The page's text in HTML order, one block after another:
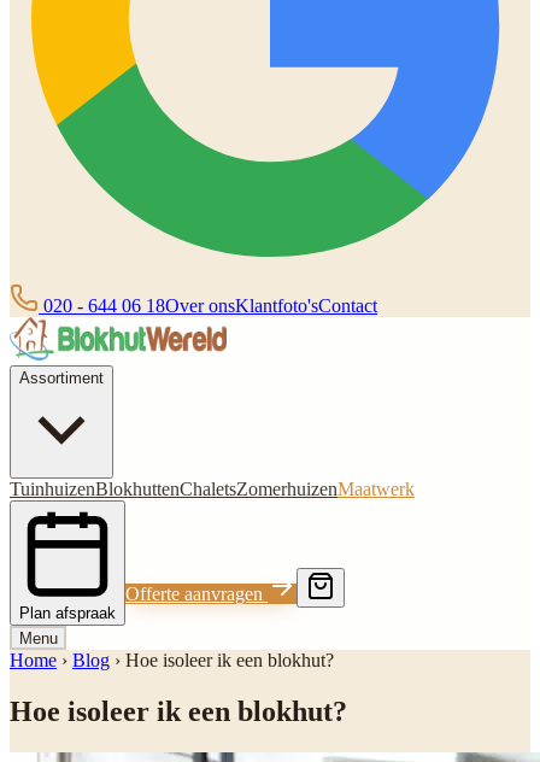
020 - 644 06 18Over onsKlantfoto'sContact
Assortiment
TuinhuizenBlokhuttenChaletsZomerhuizenMaatwerk
Plan afspraak
Offerte aanvragen
Menu
Home › Blog › Hoe isoleer ik een blokhut?
Hoe isoleer ik een blokhut?